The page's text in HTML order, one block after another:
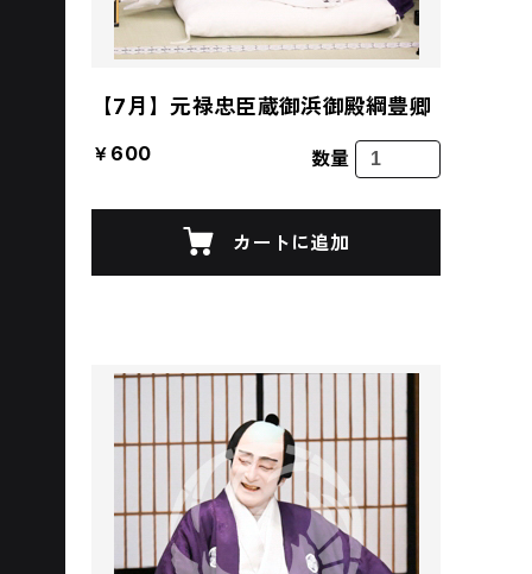
【7月】元禄忠臣蔵御浜御殿綱豊卿
￥600 数量
カートに追加